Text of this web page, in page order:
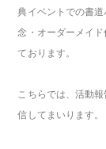
典イベントでの書
念・オーダーメイ
ております。
こちらでは、活動
信してまいります。